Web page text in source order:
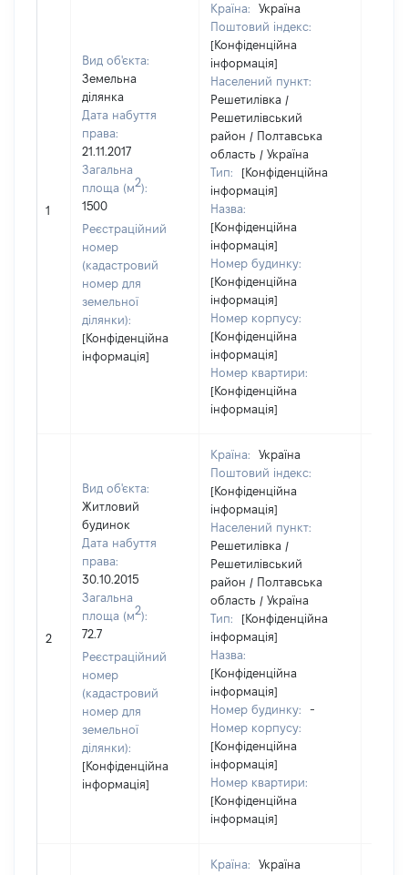
1
Вид об'єкта:
Земельна
ділянка
Дата набуття
права:
21.11.2017
Загальна
площа (м2):
1500
Реєстраційний
номер
(кадастровий
номер для
земельної
ділянки):
[Конфіденційна
інформація]
Країна:
Україна
Поштовий індекс:
[Конфіденційна
інформація]
Населений пункт:
Решетилівка /
Решетилівський
район / Полтавська
область / Україна
Тип:
[Конфіденційна
інформація]
Назва:
[Конфіденційна
інформація]
Номер будинку:
[Конфіденційна
інформація]
Номер корпусу:
[Конфіденційна
інформація]
Номер квартири:
[Конфіденційна
інформація]
2
Вид об'єкта:
Житловий
будинок
Дата набуття
права:
30.10.2015
Загальна
площа (м2):
72.7
Реєстраційний
номер
(кадастровий
номер для
земельної
ділянки):
[Конфіденційна
інформація]
Країна:
Україна
Поштовий індекс:
[Конфіденційна
інформація]
Населений пункт:
Решетилівка /
Решетилівський
район / Полтавська
область / Україна
Тип:
[Конфіденційна
інформація]
Назва:
[Конфіденційна
інформація]
Номер будинку:
-
Номер корпусу:
[Конфіденційна
інформація]
Номер квартири:
[Конфіденційна
інформація]
Країна:
Україна